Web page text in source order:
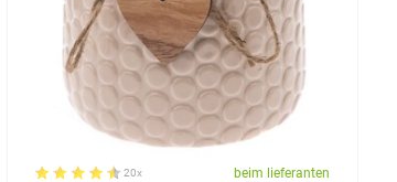
20x beim lieferanten